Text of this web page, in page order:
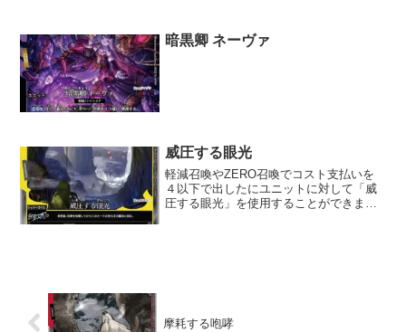
暗黒卿 ネーヴァ
威圧する眼光
軽減召喚やZERO召喚でコスト支払いを
４以下で出したにユニットに対して「威
圧する眼光」を使用することができます
摩耗する咆哮